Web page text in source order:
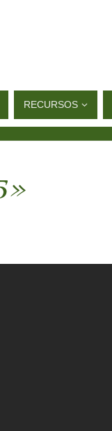
RECURSOS